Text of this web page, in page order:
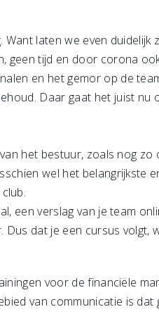
laten we even
geen tijd en door corona
en het gemor op de
Daar gaat het juist
het bestuur, zoals nog
wel het belangrijkste
een verslag van je team
dat je een cursus
voor de financiële
van communicatie is